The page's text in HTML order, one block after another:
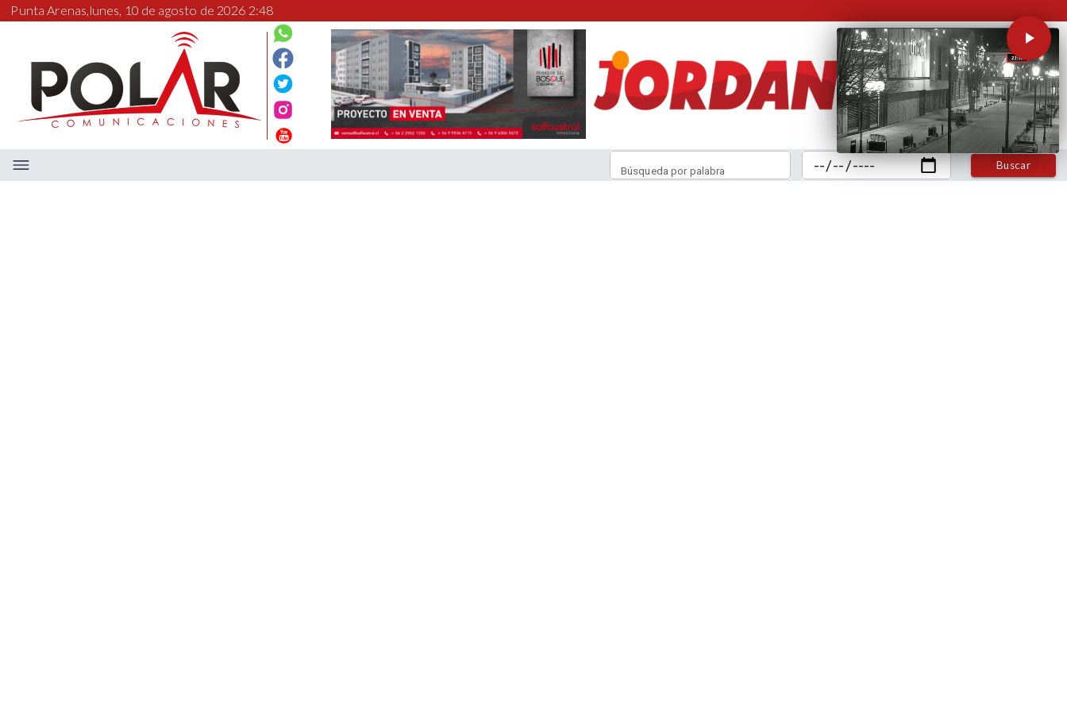
Punta Arenas,lunes, 10 de agosto de 2026 2:48
Buscar
Búsqueda por palabra